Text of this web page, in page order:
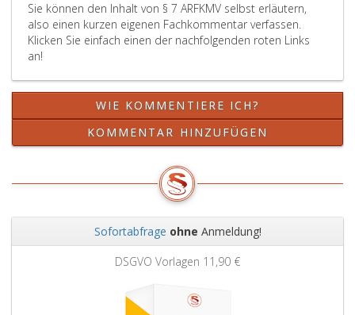
Bundesgesetzblatt
Teil
2,
aus
2003,,
gilt
bis
zum
31. Dezember
2008
Vorlage
eines
Unbedenklichkeitsnachweises
dieser
Sie können den Inhalt von § 7 ARFKMV selbst erläutern,
also einen kurzen eigenen Fachkommentar verfassen.
Klicken Sie einfach einen der nachfolgenden roten Links
an!
WIE KOMMENTIERE ICH?
KOMMENTAR HINZUFÜGEN
Sofortabfrage ohne Anmeldung!
DSGVO Vorlagen 11,90 €